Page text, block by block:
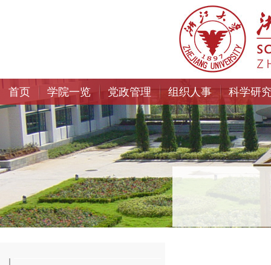
首页 学院一览 党政管理 组织人事 科学研